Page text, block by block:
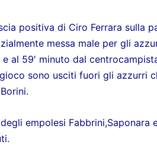
positiva di Ciro Ferrara sulla
messa male per gli
e al 59′ minuto dal
sono usciti fuori gli azzurri
Borini.
empolesi